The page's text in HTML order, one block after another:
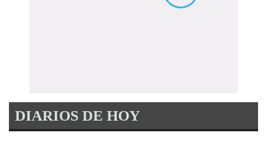
DIARIOS DE HOY